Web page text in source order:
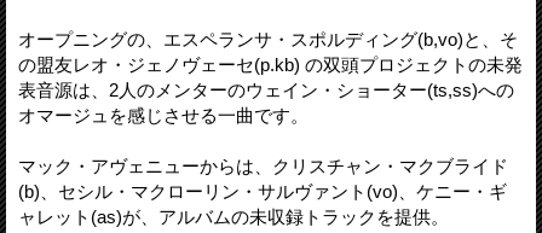
オープニングの、エスペランサ・スポルディング(b,vo)と、そ
の盟友レオ・ジェノヴェーセ(p.kb) の双頭プロジェクトの未発
表音源は、2人のメンターのウェイン・ショーター(ts,ss)への
オマージュを感じさせる一曲です。
マック・アヴェニューからは、クリスチャン・マクブライド
(b)、セシル・マクローリン・サルヴァント(vo)、ケニー・ギ
ャレット(as)が、アルバムの未収録トラックを提供。